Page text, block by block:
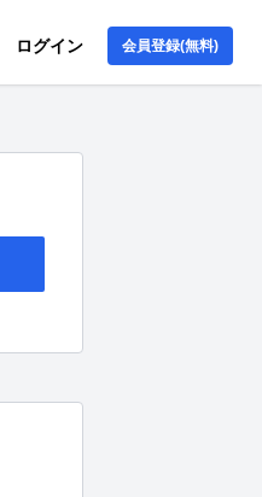
ログイン 会員登録(無料)